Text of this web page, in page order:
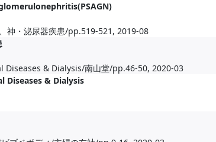
神・泌尿器疾患/pp.519-521, 2019-08
& Dialysis/南山堂/pp.46-50, 2020-03
Diseases & Dialysis